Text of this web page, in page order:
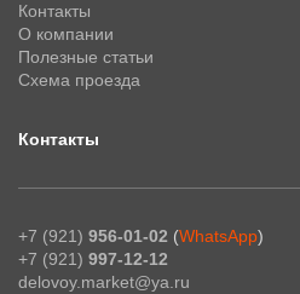
Контакты
О компании
Полезные статьи
Схема проезда
Контакты
+7 (921) 956-01-02 (WhatsApp)
+7 (921) 997-12-12
delovoy.market@ya.ru